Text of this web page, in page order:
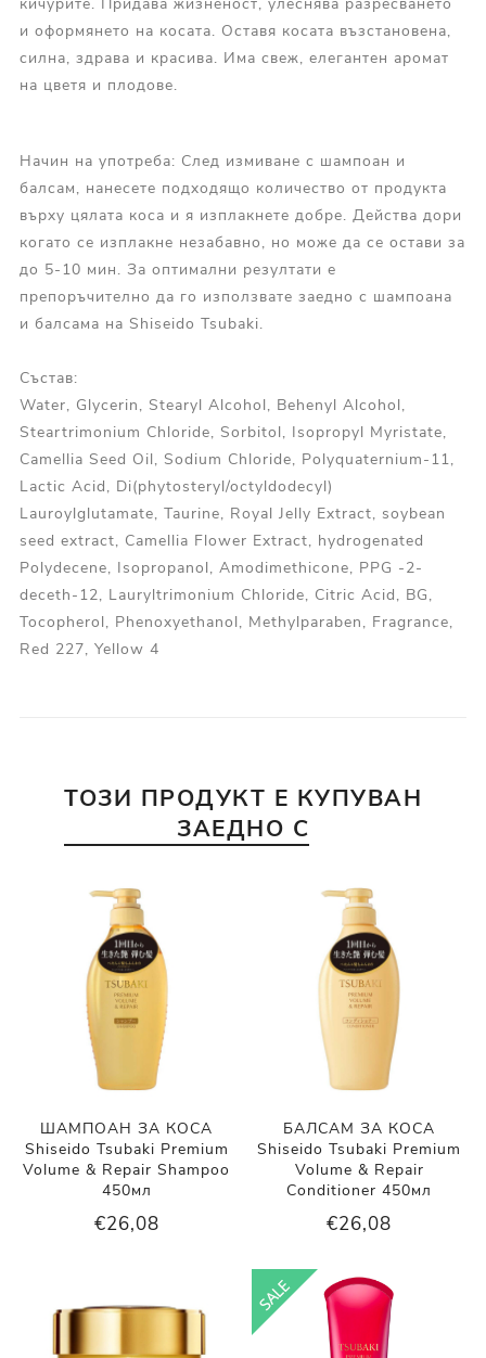
и оформянето на косата. Оставя косата възстановена,
силна, здрава и красива. Има свеж, елегантен аромат
на цветя и плодове.
Начин на употреба: След измиване с шампоан и
балсам, нанесете подходящо количество от продукта
върху цялата коса и я изплакнете добре. Действа дори
когато се изплакне незабавно, но може да се остави за
до 5-10 мин. За оптимални резултати е
препоръчително да го използвате заедно с шампоана
и балсама на Shiseido Tsubaki.
Състав:
Water, Glycerin, Stearyl Alcohol, Behenyl Alcohol,
Steartrimonium Chloride, Sorbitol, Isopropyl Myristate,
Camellia Seed Oil, Sodium Chloride, Polyquaternium-11,
Lactic Acid, Di(phytosteryl/octyldodecyl)
Lauroylglutamate, Taurine, Royal Jelly Extract, soybean
seed extract, Camellia Flower Extract, hydrogenated
Polydecene, Isopropanol, Amodimethicone, PPG -2-
deceth-12, Lauryltrimonium Chloride, Citric Acid, BG,
Tocopherol, Phenoxyethanol, Methylparaben, Fragrance,
Red 227, Yellow 4
ТОЗИ ПРОДУКТ Е КУПУВАН
ЗАЕДНО С
ШАМПОАН ЗА КОСА
Shiseido Tsubaki Premium
Volume & Repair Shampoo
450мл
€26,08
БАЛСАМ ЗА КОСА
Shiseido Tsubaki Premium
Volume & Repair
Conditioner 450мл
€26,08